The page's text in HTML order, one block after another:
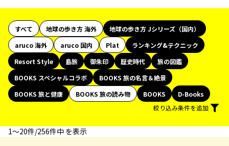
すべて 地球の歩き方 海外
地球の歩き方 Jシリーズ（国内）
aruco 海外
aruco 国内 Plat
ランキング&テクニック
Resort Style
島旅 御朱印 歴史時代
旅の図鑑
BOOKS スペシャルコラボ
BOOKS 旅の名言＆絶景
BOOKS 旅と健康
BOOKS 旅の読み物 BOOKS
D-Books
絞り込み条件を追加
1〜20件/256件中 を表示